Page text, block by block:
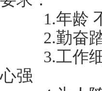
1.年龄 不
2.勤奋踏实
3.工作细致
心强